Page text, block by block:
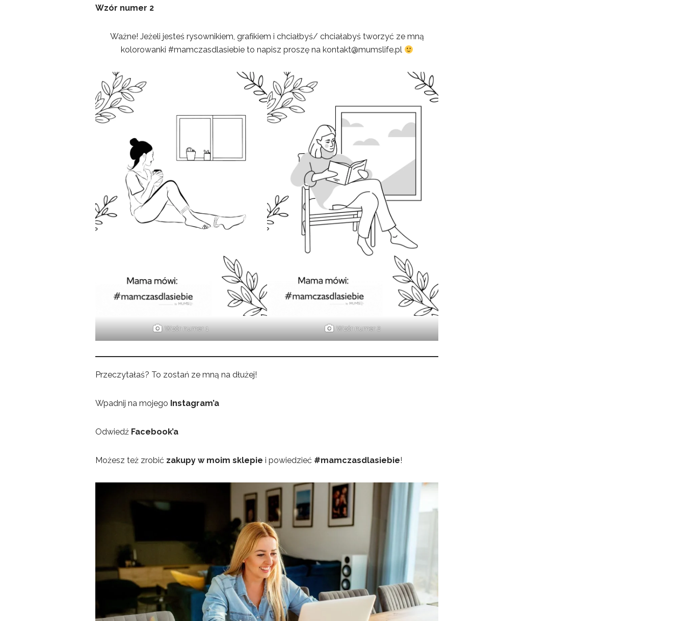
Wzór numer 2
Ważne! Jeżeli jesteś rysownikiem, grafikiem i chciałbyś/ chciałabyś tworzyć ze mną
kolorowanki #mamczasdlasiebie to napisz proszę na kontakt@mumslife.pl
Wzór numer 1 Wzór numer 2
Przeczytałaś? To zostań ze mną na dłużej!
Wpadnij na mojego Instagram’a
Odwiedź Facebook’a
Możesz też zrobić zakupy w moim sklepie i powiedzieć #mamczasdlasiebie!